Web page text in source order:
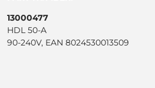
13000477
HDL 50-A
90-240V, EAN 8024530013509